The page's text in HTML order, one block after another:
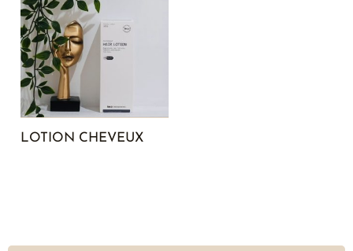
LOTION CHEVEUX